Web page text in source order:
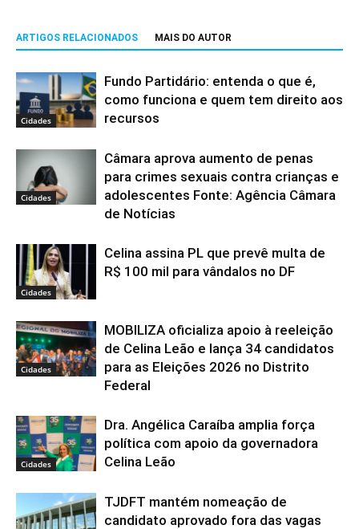
ARTIGOS RELACIONADOS MAIS DO AUTOR
Cidades
Fundo Partidário: entenda o que é,
como funciona e quem tem direito aos
recursos
Cidades
Câmara aprova aumento de penas
para crimes sexuais contra crianças e
adolescentes Fonte: Agência Câmara
de Notícias
Cidades
Celina assina PL que prevê multa de
R$ 100 mil para vândalos no DF
Cidades
MOBILIZA oficializa apoio à reeleição
de Celina Leão e lança 34 candidatos
para as Eleições 2026 no Distrito
Federal
Cidades
Dra. Angélica Caraíba amplia força
política com apoio da governadora
Celina Leão
TJDFT mantém nomeação de
candidato aprovado fora das vagas